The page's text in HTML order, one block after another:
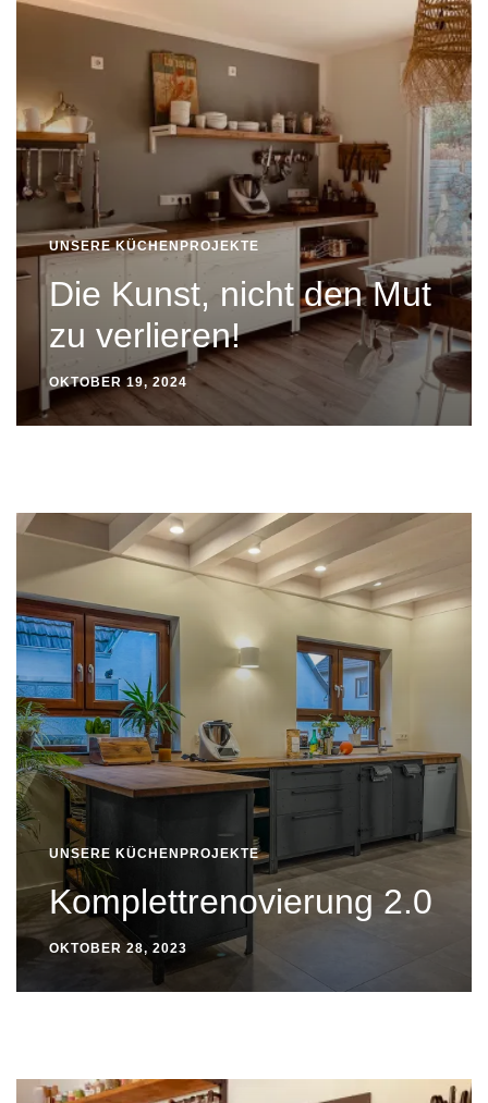
UNSERE KÜCHENPROJEKTE
Die Kunst, nicht den Mut
zu verlieren!
OKTOBER 19, 2024
UNSERE KÜCHENPROJEKTE
Komplettrenovierung 2.0
OKTOBER 28, 2023